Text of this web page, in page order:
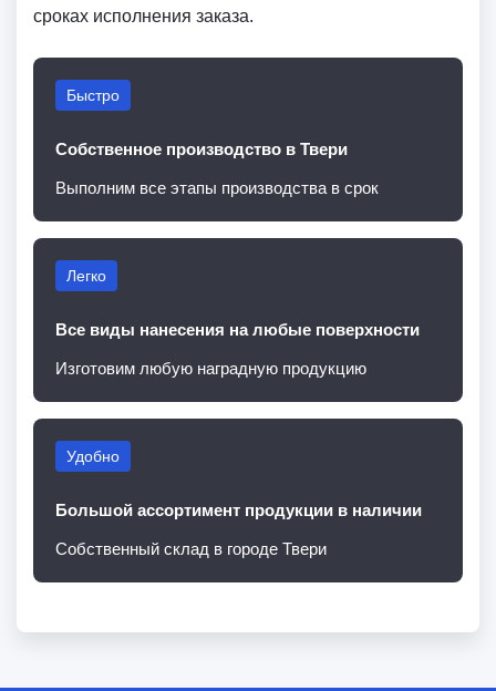
сроках исполнения заказа.
Быстро
Собственное производство в Твери
Выполним все этапы производства в срок
Легко
Все виды нанесения на любые поверхности
Изготовим любую наградную продукцию
Удобно
Большой ассортимент продукции в наличии
Собственный склад в городе Твери